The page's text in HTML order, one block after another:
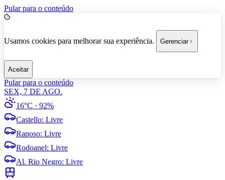
Pular para o conteúdo
Usamos cookies para melhorar sua experiência. Gerenciar
Aceitar
Pular para o conteúdo
SEX, 7 DE AGO.
16°C · 92%
Castello: Livre
Raposo: Livre
Rodoanel: Livre
Al. Rio Negro: Livre